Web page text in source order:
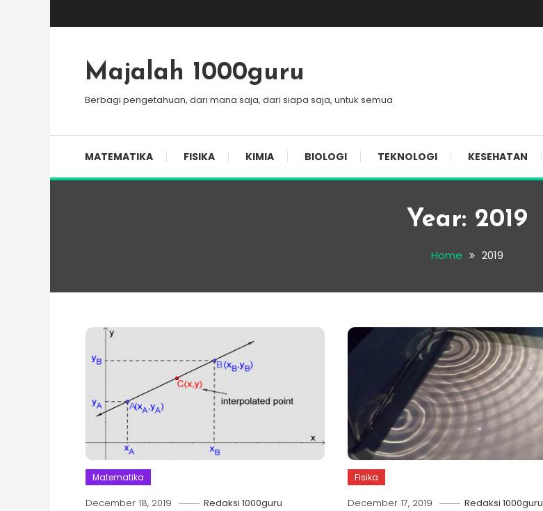
To
Majalah 1000guru
Berbagi pengetahuan, dari mana saja, dari siapa saja, untuk semua
MATEMATIKA FISIKA KIMIA BIOLOGI TEKNOLOGI KESEHATAN
Year: 2019
Home 2019
Matematika
December 18, 2019 Redaksi 1000guru
Fisika
December 17, 2019 Redaksi 1000guru